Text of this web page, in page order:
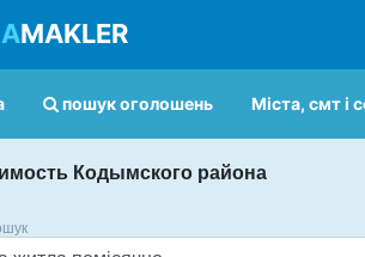
MAKLER
пошук оголошень Міста, смт і
Кодымского района